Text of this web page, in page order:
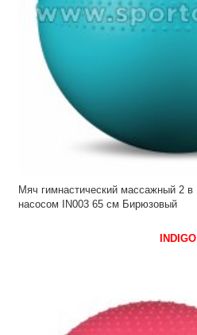
Мяч гимнастический массажный 2 в 1 INDIGO Anti-burst с
насосом IN003 65 см Бирюзовый
INDIGO